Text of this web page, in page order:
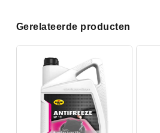
Gerelateerde producten